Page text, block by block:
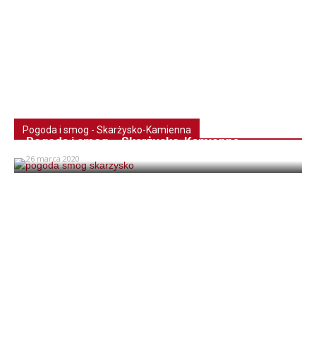
Pogoda i smog - Skarżysko-Kamienna
Pogoda i smog – Skarżysko-Kamienna
26 marca 2020